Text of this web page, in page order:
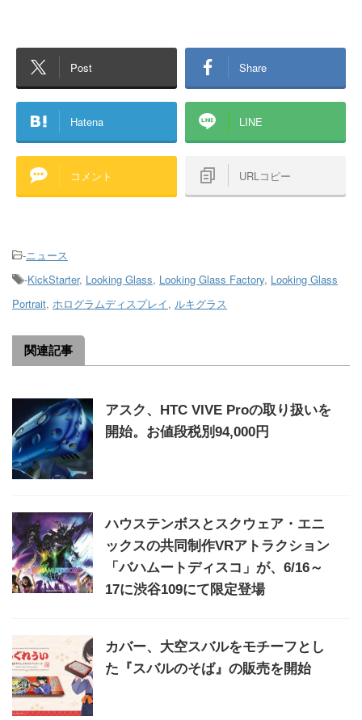
Post Share
Hatena LINE
コメント URLコピー
-ニュース
-KickStarter, Looking Glass, Looking Glass Factory, Looking Glass
Portrait, ホログラムディスプレイ, ルキグラス
関連記事
アスク、HTC VIVE Proの取り扱いを
開始。お値段税別94,000円
ハウステンボスとスクウェア・エニ
ックスの共同制作VRアトラクション
「バハムートディスコ」が、6/16～
17に渋谷109にて限定登場
カバー、大空スバルをモチーフとし
た『スバルのそば』の販売を開始